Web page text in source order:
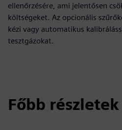
ellenőrzésére, ami jelentősen
költségeket. Az opcionális
kézi vagy automatikus
tesztgázokat.
Főbb részletek